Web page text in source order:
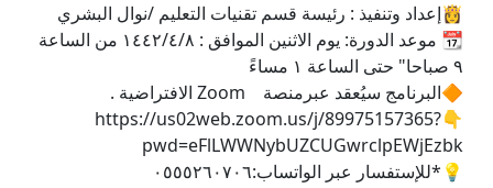
👸إعداد وتنفيذ : رئيسة قسم تقنيات التعليم /نوال البشري
📆 موعد الدورة: يوم الاثنين الموافق : ١٤٤٢/٤/٨ من الساعة
٩ صباحا" حتى الساعة ١ مساءً
🔶البرنامج سيُعقد عبرمنصة ‏Zoom الافتراضية .
👇‏https://us02web.zoom.us/j/89975157365?
pwd=eFlLWWNybUZCUGwrclpEWjEzbk
💡*للإستفسار عبر الواتساب:٠٥٥٥٢٦٠٧٠٦